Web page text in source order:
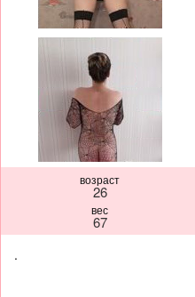
возраст
26
вес
67
.